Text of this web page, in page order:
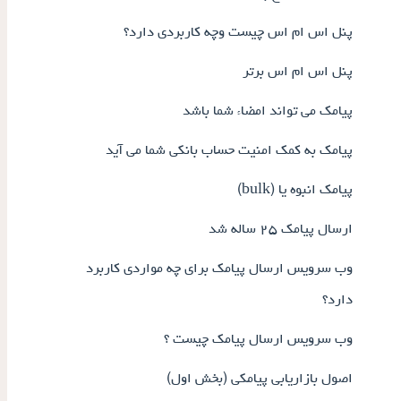
پنل اس ام اس چیست وچه کاربردی دارد؟
پنل اس ام اس برتر
پیامک می تواند امضاء شما باشد
پیامک به کمک امنیت حساب بانکی شما می آید
پیامک انبوه یا (bulk)
ارسال پیامک ۲۵ ساله شد
وب سرویس ارسال پیامک برای چه مواردی کاربرد
دارد؟
وب سرویس ارسال پیامک چیست ؟
اصول بازاریابی پیامکی (بخش اول)